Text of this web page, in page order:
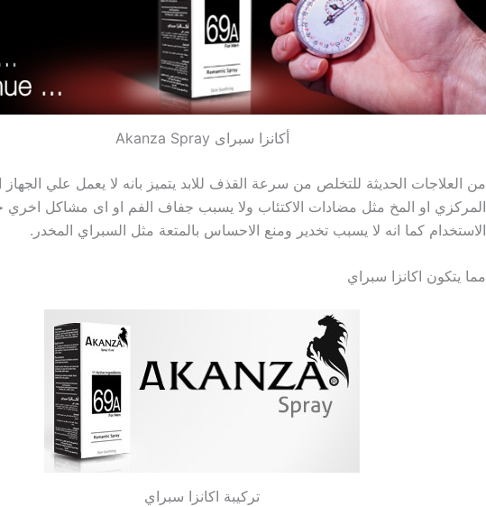
‏أكانزا سبراى ‏‎Akanza Spray‎‏
من العلاجات الحديثة للتخلص من سرعة القذف للابد يتميز بانه لا يعمل علي
المركزي او المخ مثل مضادات الاكتئاب ولا يسبب جفاف الفم او اى مشاكل
الاستخدام كما انه لا يسبب تخدير ومنع الاحساس بالمتعة مثل السبراي المخدر.
مما يتكون اكانزا سبراي
تركيبة اكانزا سبراي